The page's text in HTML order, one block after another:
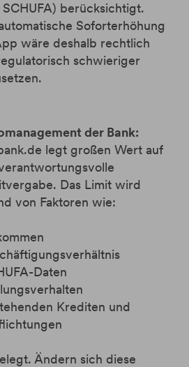
SCHUFA) berücksichtigt.
Soforterhöhung
wäre deshalb rechtlich
schwieriger
der Bank:
legt großen Wert auf
Das Limit wird
von Faktoren wie:
Daten
Krediten und
Ändern sich diese